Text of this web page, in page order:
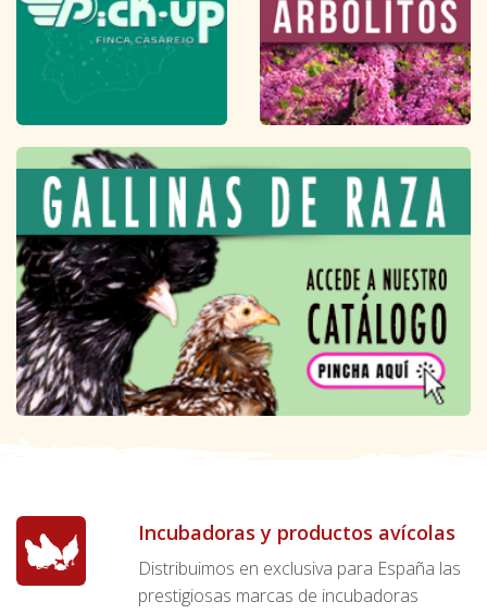
Incubadoras y productos avícolas
Distribuimos en exclusiva para España las
prestigiosas marcas de incubadoras